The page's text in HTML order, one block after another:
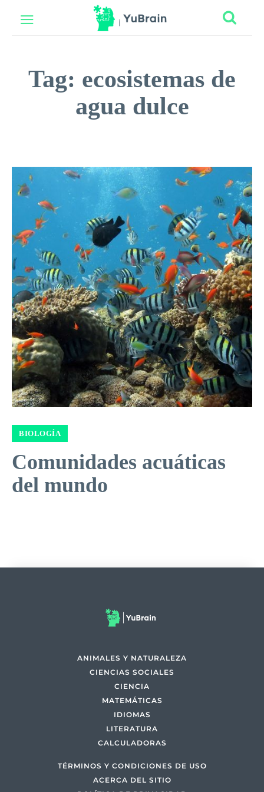
Tag: ecosistemas de
agua dulce
BIOLOGÍA
Comunidades acuáticas
del mundo
ANIMALES Y NATURALEZA
CIENCIAS SOCIALES
CIENCIA
MATEMÁTICAS
IDIOMAS
LITERATURA
CALCULADORAS
TÉRMINOS Y CONDICIONES DE USO
ACERCA DEL SITIO